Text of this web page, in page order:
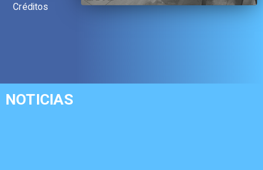
Créditos
NOTICIAS